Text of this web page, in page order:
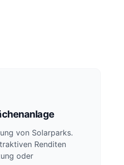
von Solarparks.
Renditen
oder